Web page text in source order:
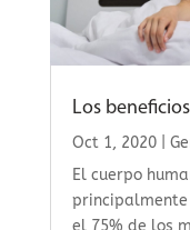
Los
Oct 1, 2020|
El cuerpo
el 75% de los